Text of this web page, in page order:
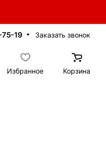
19 Заказать звонок
Избранное Корзина